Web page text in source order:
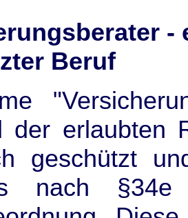
-
Beruf
der erlaubten
geschützt
nach